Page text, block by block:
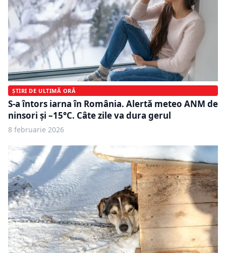
ȘTIRI DE ULTIMĂ ORĂ
S-a întors iarna în România. Alertă meteo ANM de
ninsori și –15°C. Câte zile va dura gerul
8 februarie 2026